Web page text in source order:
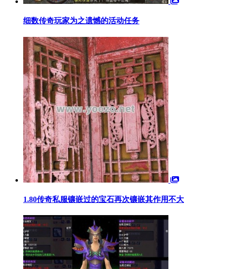
细数传奇玩家为之遗憾的活动任务
1.80传奇私服镶嵌过的宝石再次镶嵌其作用不大